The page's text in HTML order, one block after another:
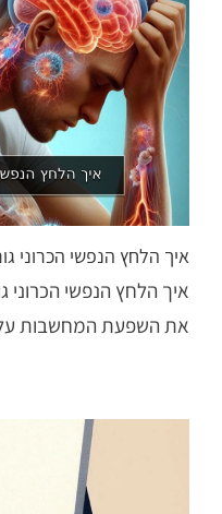
איך הלחץ הנפשי הכרוני
איך הלחץ הנפשי
את השפעת המחשבות על